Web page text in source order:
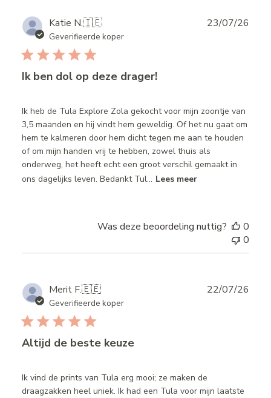
Katie N.🇮🇪
Geverifieerde koper
Ik ben dol op deze drager!
Ik heb de Tula Explore Zola gekocht voor mijn zoontje van
3,5 maanden en hij vindt hem geweldig. Of het nu gaat om
hem te kalmeren door hem dicht tegen me aan te houden
of om mijn handen vrij te hebben, zowel thuis als
onderweg, het heeft echt een groot verschil gemaakt in
ons dagelijks leven. Bedankt Tul... Lees meer
23/07/26
Was deze beoordeling nuttig?
0
0
Merit F.🇪🇪
Geverifieerde koper
Altijd de beste keuze
Ik vind de prints van Tula erg mooi; ze maken de
draagzakken heel uniek. Ik had een Tula voor mijn laatste
22/07/26